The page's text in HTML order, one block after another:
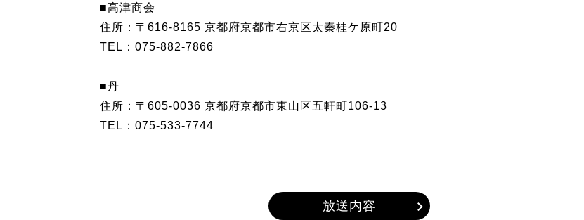
■高津商会
住所：〒616-8165 京都府京都市右京区太秦桂ケ原町20
TEL：075-882-7866
■丹
住所：〒605-0036 京都府京都市東山区五軒町106-13
TEL：075-533-7744
放送内容